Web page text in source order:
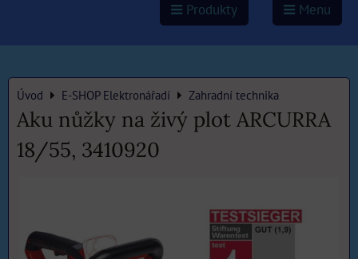
Produkty Menu
Úvod E-SHOP Elektronářadí Zahradní technika
Aku nůžky na živý plot ARCURRA
18/55, 3410920